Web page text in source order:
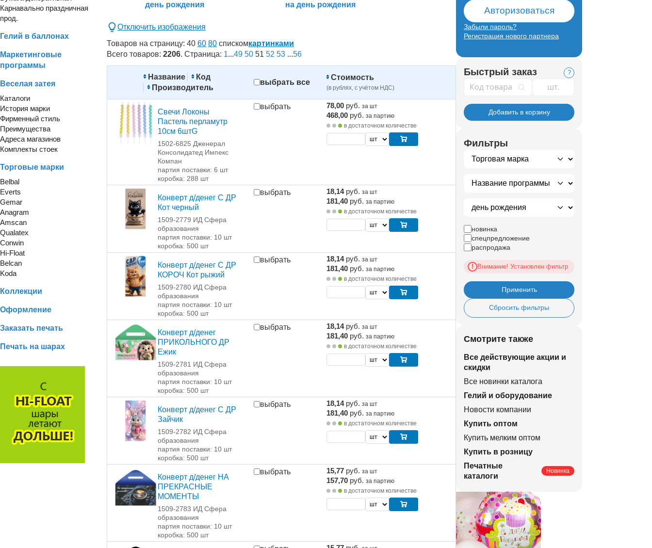
Карнавально праздничная
прод.
Гелий в баллонах
Маркетинговые
программы
Веселая затея
Каталоги
История марки
Фирменный стиль
Преимущества
Адреса магазинов
Комплекты стоек
Торговые марки
Belbal
Everts
Gemar
Anagram
Amscan
Qualatex
Conwin
Hi-Float
Belcan
Koda
Коллекции
Оформление
Заказать печать
Печать на шарах
день рождения
на день рождения
Отключить изображения
Товаров на страницу: 40 60 80 спискомкартинками
Всего товаров: 2206. Страница: 1...49 50 51 52 53 ...56
Название
Код
Производитель
выбрать все
Стоимость
(в рублях, с учётом НДС)
Свечи Локоны
Пастель перламутр
10см 6штG
1502-6825 Дженерал
Консолидатед Импекс
Компан
партия поставки: 6 шт
коробка: 288 шт
выбрать 78,00 руб. за шт
468,00 руб. за партию
в достаточном количестве
Конверт д/денег С ДР
Кот черный
1509-2779 ИД Сфера
образования
партия поставки: 10 шт
коробка: 500 шт
выбрать 18,14 руб. за шт
181,40 руб. за партию
в достаточном количестве
Конверт д/денег С ДР
КОРОЧ Кот рыжий
1509-2780 ИД Сфера
образования
партия поставки: 10 шт
коробка: 500 шт
выбрать 18,14 руб. за шт
181,40 руб. за партию
в достаточном количестве
Конверт д/денег
ПРИКОЛЬНОГО ДР
Ежик
1509-2781 ИД Сфера
образования
партия поставки: 10 шт
коробка: 500 шт
выбрать 18,14 руб. за шт
181,40 руб. за партию
в достаточном количестве
Конверт д/денег С ДР
Зайчик
1509-2782 ИД Сфера
образования
партия поставки: 10 шт
коробка: 500 шт
выбрать 18,14 руб. за шт
181,40 руб. за партию
в достаточном количестве
Конверт д/денег НА
ПРЕКРАСНЫЕ
МОМЕНТЫ
1509-2783 ИД Сфера
образования
партия поставки: 10 шт
коробка: 500 шт
выбрать 15,77 руб. за шт
157,70 руб. за партию
в достаточном количестве
Авторизоваться
Забыли пароль?
Регистрация нового партнера
Быстрый заказ ?
Код товара
Добавить в корзину
Фильтры
новинка
спецпредложение
распродажа
! Внимание! Установлен фильтр
Применить
Сбросить фильтры
Смотрите также
Все действующие акции и
скидки
Все новинки каталога
Гелий и оборудование
Новости компании
Купить оптом
Купить мелким оптом
Купить в розницу
Печатные
каталоги
Новинка